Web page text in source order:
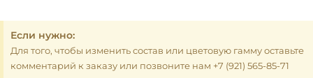
Если нужно:
Для того, чтобы изменить состав или цветовую гамму оставьте
комментарий к заказу или позвоните нам +7 (921) 565-85-71